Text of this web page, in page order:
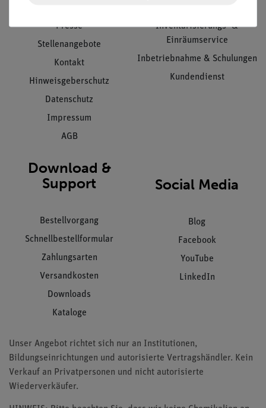
Presse
Stellenangebote
Kontakt
Hinweisgeberschutz
Datenschutz
Impressum
AGB
Inventarisierungs- &
Einräumservice
Inbetriebnahme & Schulungen
Kundendienst
Download &
Support
Bestellvorgang
Schnellbestellformular
Zahlungsarten
Versandkosten
Downloads
Kataloge
Social Media
Blog
Facebook
YouTube
LinkedIn
Unser Angebot richtet sich nur an Institutionen,
Bildungseinrichtungen und autorisierte Vertragshändler. Kein
Verkauf an Privatpersonen und nicht autorisierte
Wiederverkäufer.